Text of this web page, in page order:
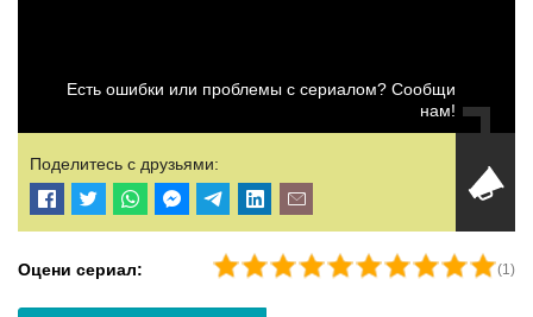
Есть ошибки или проблемы с сериалом? Сообщи
нам!
Поделитесь с друзьями:
Оцени сериал: (1)